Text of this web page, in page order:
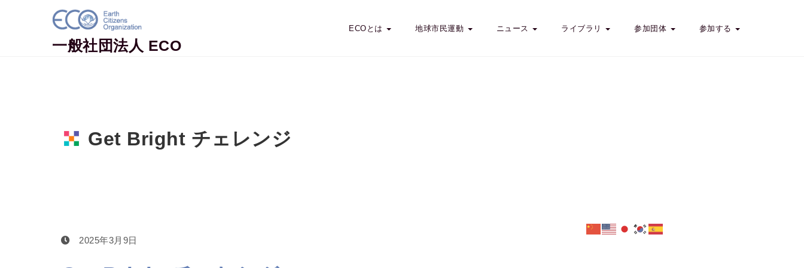
Skip to content
一般社団法人 ECO
ECOとは 地球市民運動 ニュース ライブラリ 参加団体 参加する
Get Bright チェレンジ
2025年3月9日